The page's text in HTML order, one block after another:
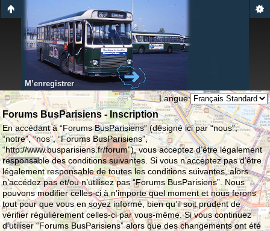
M’enregistrer
Langue:
Forums BusParisiens - Inscription
En accédant à “Forums BusParisiens” (désigné ici par “nous”,
“notre”, “nos”, “Forums BusParisiens”,
“http://www.busparisiens.fr/forum”), vous acceptez d’être légalement
responsable des conditions suivantes. Si vous n’acceptez pas d’être
légalement responsable de toutes les conditions suivantes, alors
n’accédez pas et/ou n’utilisez pas “Forums BusParisiens”. Nous
pouvons modifier celles-ci à n’importe quel moment et nous ferons
tout pour que vous en soyez informé, bien qu’il soit prudent de
vérifier régulièrement celles-ci par vous-même. Si vous continuez
d’utiliser “Forums BusParisiens” alors que des changements ont été